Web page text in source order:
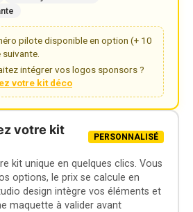
pilote disponible en option (+ 10
suivante.
intégrer vos logos sponsors ?
votre kit déco
votre kit
PERSONNALISÉ
kit unique en quelques clics. Vous
options, le prix se calcule en
design intègre vos éléments et
maquette à valider avant